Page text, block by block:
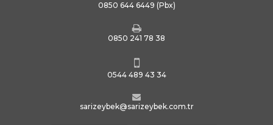
0850 644 6449 (Pbx)
0850 241 78 38
0544 489 43 34
sarizeybek@sarizeybek.com.tr